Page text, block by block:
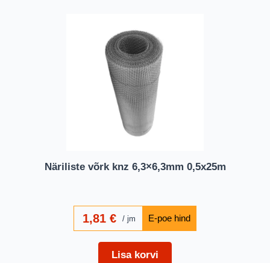
Näriliste võrk knz 6,3×6,3mm 0,5x25m
1,81 € jm
Lisa korvi